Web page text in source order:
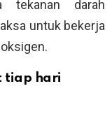
tekanan darah
untuk bekerja
tiap hari